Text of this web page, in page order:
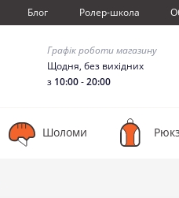
Блог Ролер-школа
Графік роботи магазину
Щодня, без вихідних
з 10:00-20:00
Шоломи